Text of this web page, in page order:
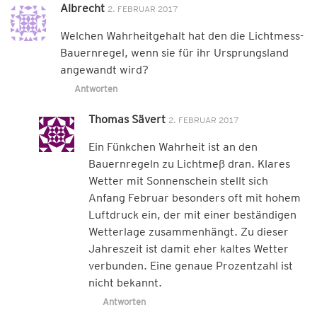
Albrecht 2. FEBRUAR 2017
Welchen Wahrheitgehalt hat den die Lichtmess-
Bauernregel, wenn sie für ihr Ursprungsland
angewandt wird?
Antworten
Thomas Sävert 2. FEBRUAR 2017
Ein Fünkchen Wahrheit ist an den
Bauernregeln zu Lichtmeß dran. Klares
Wetter mit Sonnenschein stellt sich
Anfang Februar besonders oft mit hohem
Luftdruck ein, der mit einer beständigen
Wetterlage zusammenhängt. Zu dieser
Jahreszeit ist damit eher kaltes Wetter
verbunden. Eine genaue Prozentzahl ist
nicht bekannt.
Antworten